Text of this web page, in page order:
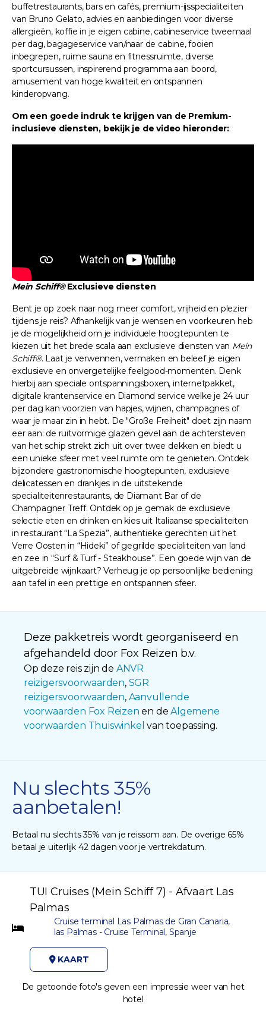
buffetrestaurants, bars en cafés, premium-ijsspecialiteiten
van Bruno Gelato, advies en aanbiedingen voor diverse
allergieën, koffie in je eigen cabine, cabineservice tweemaal
per dag, bagageservice van/naar de cabine, fooien
inbegrepen, ruime sauna en fitnessruimte, diverse
sportcursussen, inspirerend programma aan boord,
amusement van hoge kwaliteit en ontspannen
kinderopvang.
Om een goede indruk te krijgen van de Premium-
inclusieve diensten, bekijk je de video hieronder:
Mein Schiff®Exclusieve diensten
Bent je op zoek naar nog meer comfort, vrijheid en plezier
tijdens je reis? Afhankelijk van je wensen en voorkeuren heb
je de mogelijkheid om je individuele hoogtepunten te
kiezen uit het brede scala aan exclusieve diensten van Mein
Schiff®. Laat je verwennen, vermaken en beleef je eigen
exclusieve en onvergetelijke feelgood-momenten. Denk
hierbij aan speciale ontspanningsboxen, internetpakket,
digitale krantenservice en Diamond service welke je 24 uur
per dag kan voorzien van hapjes, wijnen, champagnes of
waar je maar zin in hebt. De "Große Freiheit" doet zijn naam
eer aan: de ruitvormige glazen gevel aan de achtersteven
van het schip strekt zich uit over twee dekken en biedt u
een unieke sfeer met veel ruimte om te genieten. Ontdek
bijzondere gastronomische hoogtepunten, exclusieve
delicatessen en drankjes in de uitstekende
specialiteitenrestaurants, de Diamant Bar of de
Champagner Treff. Ontdek op je gemak de exclusieve
selectie eten en drinken en kies uit Italiaanse specialiteiten
in restaurant “La Spezia”, authentieke gerechten uit het
Verre Oosten in “Hideki” of gegrilde specialiteiten van land
en zee in “Surf & Turf - Steakhouse”. Een goede wijn van de
uitgebreide wijnkaart? Verheug je op persoonlijke bediening
aan tafel in een prettige en ontspannen sfeer.
Deze pakketreis wordt georganiseerd en
afgehandeld door Fox Reizen b.v.
Op deze reis zijn de ANVR
reizigersvoorwaarden, SGR
reizigersvoorwaarden, Aanvullende
voorwaarden Fox Reizen en deAlgemene
voorwaarden Thuiswinkel van toepassing.
Nu slechts 35%
aanbetalen!
Betaal nu slechts 35% van je reissom aan. De overige 65%
betaal je uiterlijk 42 dagen voor je vertrekdatum.
TUI Cruises (Mein Schiff 7) - Afvaart Las
Palmas
Cruise terminal Las Palmas de Gran Canaria,
las Palmas - Cruise Terminal, Spanje
KAART
De getoonde foto's geven een impressie weer van het
hotel